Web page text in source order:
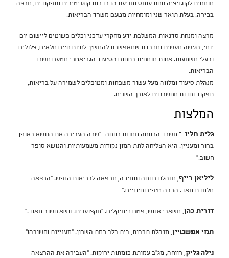
מומחית לקוגניציה תחת עומסומניעת הדרדרות קוגניטיבית ותפקודית, מרצה
בכירה. בעלת תואר שני ומומחיות מטעם משרד הבריאות.
מרצה ומנחת סדנאות המשלבת ידע מחקרי עדכני וכלים פשוטים ליישום יום
יומי, בגישה מעשית ומכבדת שמאפשרת להמשיך לחיות חיים מלאים, צלולים
ובעלי משמעות. אחות מומחית בתחום הסיעוד הגריאטרי מטעם משרד
הבריאות.
מנהלת סיעוד ומלווה מעל עשור משפחות ומטופלים לשמירה על בריאות,
תפקוד וחדות מחשבתית לאורך השנים.
המלצות
גלית חליו – משרד הרווחה ממונת רווחה– "שרה העבירה את הנושא באופן
ברור ומעניין. היא הצליחה לתת המון נקודות משמעותיות והנושא סופר
חשוב."
ליליאן רייף, מנהלת רווחה ותמיכה, מרפאה לבריאות הנפש. "הרצאה
מלמדת מאד. הרבה טיפים חיוניים."
דורית כהן, משאבי אנוש, פטרוכימיקלים. "מקצוענית! נושא חשוב מאוד."
תמי אפשטיין, מנהלת תרבות, בית בלב רמת השרון. "מעניינת וחשובה!"
נילה גליק, רווחה, מג"ב עמותת כומתות ירוקות. "העבירה את ההרצאה